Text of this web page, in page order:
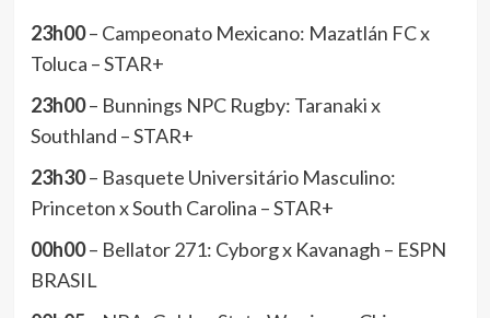
23h00– Campeonato Mexicano: Mazatlán FC x
Toluca – STAR+
23h00– Bunnings NPC Rugby: Taranaki x
Southland – STAR+
23h30– Basquete Universitário Masculino:
Princeton x South Carolina – STAR+
00h00– Bellator 271: Cyborg x Kavanagh – ESPN
BRASIL